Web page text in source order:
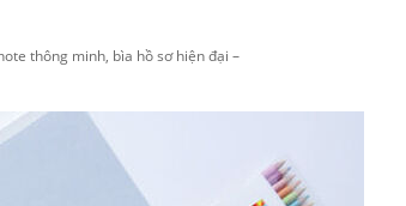
thông minh, bìa hồ sơ hiện đại –